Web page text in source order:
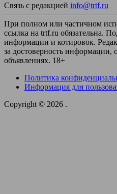
Связь с редакцией info@trtf.ru
При полном или частичном
ссылка на trtf.ru обязательна.
информации и котировок.
за достоверность
объявлениях. 18+
Политика
Информация для
Copyright © 2026 .